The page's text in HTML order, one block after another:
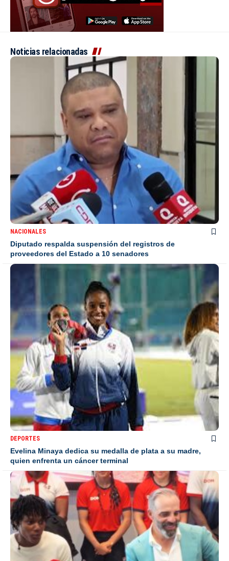
Noticias relacionadas
NACIONALES
Diputado respalda suspensión del registros de
proveedores del Estado a 10 senadores
DEPORTES
Evelina Minaya dedica su medalla de plata a su madre,
quien enfrenta un cáncer terminal